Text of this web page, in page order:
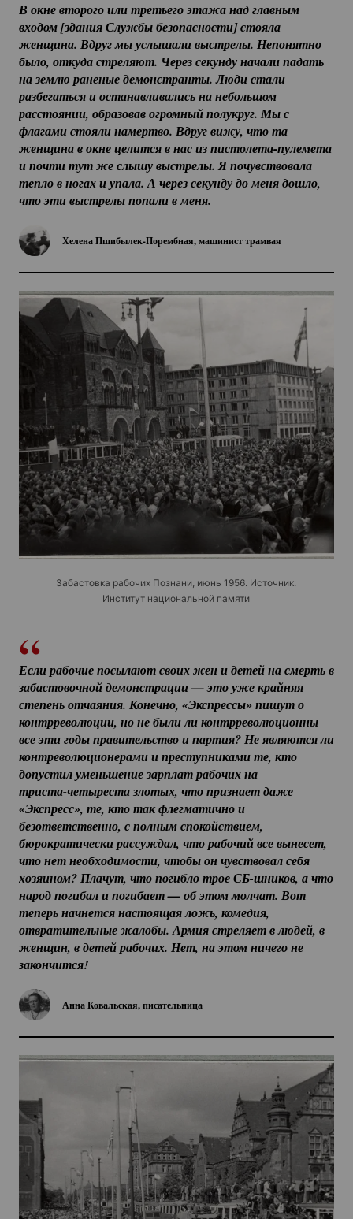
ХеленаПшибылек-Порембная, машинист трамвая
В окне второго или третьего этажа над главным
входом [здания Службы безопасности] стояла
женщина. Вдруг мы услышали выстрелы. Непонятно
было, откуда стреляют. Через секунду начали падать
на землю раненые демонстранты. Люди стали
разбегаться и останавливались на небольшом
расстоянии, образовав огромный полукруг. Мы с
флагами стояли намертво. Вдруг вижу, что та
женщина в окне целится в нас из пистолета-пулемета
и почти тут же слышу выстрелы. Я почувствовала
тепло в ногах и упала. А через секунду до меня дошло,
что эти выстрелы попали в меня.
Забастовка рабочих Познани, июнь 1956. Источник:
Институт национальной памяти
Анна Ковальская, писательница
Если рабочие посылают своих жен и детей на смерть в
забастовочной демонстрации — это уже крайняя
степень отчаяния. Конечно, «Экспрессы» пишут о
контрреволюции, но не были ли контрреволюционны
все эти годы правительство и партия? Не являются ли
контреволюционерами и преступниками те, кто
триста-четыреста злотых, что признает даже
«Экспресс», те, кто так флегматично и
безответственно, с полным спокойствием,
бюрократически рассуждал, что рабочий все вынесет,
что нет необходимости, чтобы он чувствовал себя
хозяином? Плачут, что погибло трое СБ-шников, а что
народ погибал и погибает — об этом молчат. Вот
теперь начнется настоящая ложь, комедия,
отвратительные жалобы. Армия стреляет в людей, в
женщин, в детей рабочих. Нет, на этом ничего не
закончится!